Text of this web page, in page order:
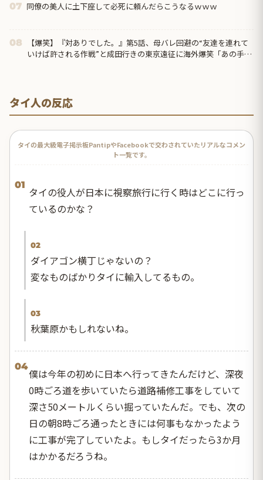
07 同僚の美人に土下座して必死に頼んだらこうなるｗｗｗ
08
【爆笑】『対ありでした。』第5話、母バレ回避の“友達を連れて
いけば許される作戦”と成田行きの東京遠征に海外爆笑「あの手
タイ人の反応
タイの最大級電子掲示板PantipやFacebookで交わされていたリアルなコメン
ト一覧です。
01
タイの役人が日本に視察旅行に行く時はどこに行っ
ているのかな？
02
ダイアゴン横丁じゃないの？
変なものばかりタイに輸入してるもの。
03
秋葉原かもしれないね。
04
僕は今年の初めに日本へ行ってきたんだけど、深夜
0時ごろ道を歩いていたら道路補修工事をしていて
深さ50メートルくらい掘っていたんだ。でも、次の
日の朝8時ごろ通ったときには何事もなかったよう
に工事が完了していたよ。もしタイだったら3か月
はかかるだろうね。